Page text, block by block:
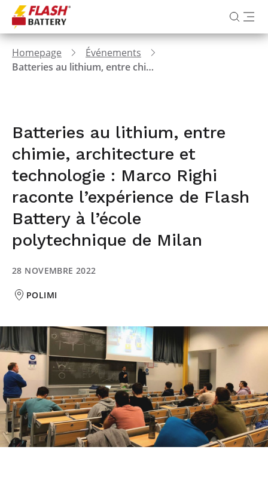
Homepage
Événements
Batteries au lithium, entre chimie, architecture et technologie : Marco Righi raconte l’expérience de Flash Battery à l’école polytechnique de Milan
Batteries au lithium, entre
chimie, architecture et
technologie : Marco Righi
raconte l’expérience de Flash
Battery à l’école
polytechnique de Milan
28 NOVEMBRE 2022
POLIMI